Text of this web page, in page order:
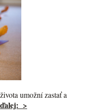
umožní zastať a
>